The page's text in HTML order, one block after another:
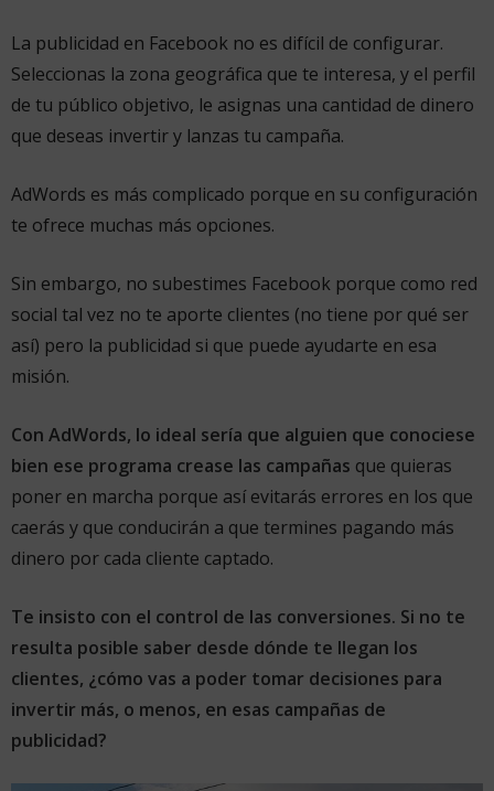
La publicidad en Facebook no es difícil de configurar.
Seleccionas la zona geográfica que te interesa, y el perfil
de tu público objetivo, le asignas una cantidad de dinero
que deseas invertir y lanzas tu campaña.
AdWords es más complicado porque en su configuración
te ofrece muchas más opciones.
Sin embargo, no subestimes Facebook porque como red
social tal vez no te aporte clientes (no tiene por qué ser
así) pero la publicidad si que puede ayudarte en esa
misión.
Con AdWords, lo ideal sería que alguien que conociese
bien ese programa crease las campañas que quieras
poner en marcha porque así evitarás errores en los que
caerás y que conducirán a que termines pagando más
dinero por cada cliente captado.
Te insisto con el control de las conversiones. Si no te
resulta posible saber desde dónde te llegan los
clientes, ¿cómo vas a poder tomar decisiones para
invertir más, o menos, en esas campañas de
publicidad?